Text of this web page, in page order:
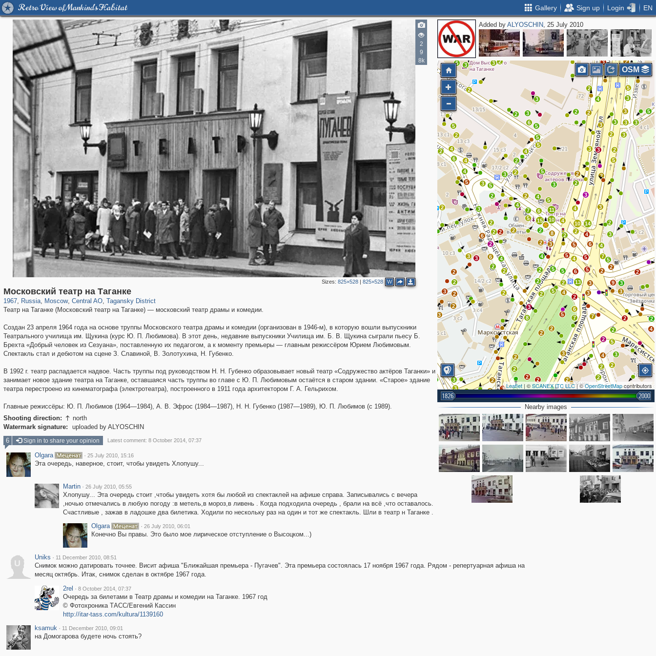
Retro View of Mankind's Habitat Gallery Sign up Login EN
2
9
8k
Sizes:825×528 |825×528 W
Московский театр на Таганке
1967, Russia
1,405,774 29,243
, Moscow
319,716 8,286
, Central AO
159,930 5,916
, Tagansky District
10,738 402
Театр на Таганке (Московский театр на Таганке) — московский театр драмы и комедии.
Создан 23 апреля 1964 года на основе труппы Московского театра драмы и комедии (организован в 1946-м), в которую вошли выпускники
Театрального училища им. Щукина (курс Ю. П. Любимова). В этот день, недавние выпускники Училища им. Б. В. Щукина сыграли пьесу Б.
Брехта «Добрый человек из Сезуана», поставленную их педагогом, а к моменту премьеры — главным режиссёром Юрием Любимовым.
Спектакль стал и дебютом на сцене З. Славиной, В. Золотухина, Н. Губенко.
В 1992 г. театр распадается надвое. Часть труппы под руководством Н. Н. Губенко образовывает новый театр «Содружество актёров Таганки» и
занимает новое здание театра на Таганке, оставшаяся часть труппы во главе с Ю. П. Любимовым остаётся в старом здании. «Старое» здание
театра перестроено из кинематографа (электротеатра), построенного в 1911 года архитектором Г. А. Гельрихом.
Главные режиссёры: Ю. П. Любимов (1964—1984), А. В. Эфрос (1984—1987), Н. Н. Губенко (1987—1989), Ю. П. Любимов (с 1989).
Shooting direction:  north
Watermark signature:
uploaded by ALYOSCHIN
Added byALYOSCHIN, 25 July 2010
5
2
2
6 4
2 4
5
4
3 5
3
2
3
2
2
2
2
2
2
5
7
6
15
8
10
11
4
4
2
4
5
3
5
4
2
2
2
5
5
5
4
2
2
6
2 3
3
2
3
3
5
2
2 3
3
3
3
2
4
5
3
3
3
5
2
3
3
2
2
3
3
2
3
6
2
2
2
4
4
3
3
10 14
2
3
4
7
5
6
4
5
4
2
2
3
4
5 5
5
6 5
13
2
3
3
9
2
5
2
3
2
3
2
4
2
9
2
3
3
3
3
2
2
2
3
2
3
2
2
2
2
5
2
2
2
3
5
4
2
2
7
4
2
6
7
5
2
3
2
2
2
2
2
8
2
3
2
2
5
2
4
6
2
2
3
3
2
2
6
2
2
2
3
2
3
Leaflet | ©SCANEX ITC LLC| ©OpenStreetMapcontributors
1826 2000
OSM
Nearby images
6 Sign in to share your opinion Latest comment: 8 October 2014, 07:37
Olgara · 25 July 2010, 15:16
Эта очередь, наверное, стоит, чтобы увидеть Хлопушу...
Martin · 26 July 2010, 05:55
Хлопушу... Эта очередь стоит ,чтобы увидеть хотя бы любой из спектаклей на афише справа. Записывались с вечера
,ночью отмечались в любую погоду :в метель,в мороз,в ливень . Когда подходила очередь , брали на всё ,что оставалось.
Счастливые , зажав в ладошке два билетика. Ходили по нескольку раз на один и тот же спектакль. Шли в театр н Таганке .
Olgara
· 26 July 2010, 06:01
Конечно Вы правы. Это было мое лирическое отступление о Высоцком...)
U
Uniks · 11 December 2010, 08:51
Снимок можно датировать точнее. Висит афиша "Ближайшая премьера - Пугачев". Эта премьера состоялась 17 ноября 1967 года. Рядом - репертуарная афиша на
месяц октябрь. Итак, снимок сделан в октябре 1967 года.
2rel · 8 October 2014, 07:37
Очередь за билетами в Театр драмы и комедии на Таганке. 1967 год
© Фотохроника ТАСС/Евгений Кассин
http://itar-tass.com/kultura/1139160
ksamuk · 11 December 2010, 09:01
на Домогарова будете ночь стоять?